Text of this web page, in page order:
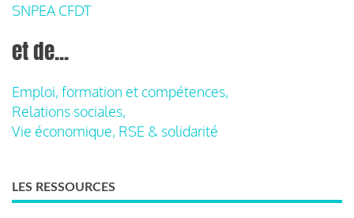
SNPEA CFDT
et de...
Emploi, formation et compétences,
Relations sociales,
Vie économique, RSE & solidarité
LES RESSOURCES